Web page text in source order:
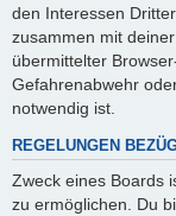
den Interessen
zusammen mit
übermittelter
Gefahrenabwehr
notwendig ist.
REGELUNGEN
Zweck eines Boards
zu ermöglichen. Du